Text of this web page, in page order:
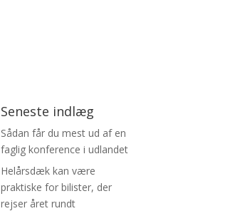
Seneste indlæg
Sådan får du mest ud af en
faglig konference i udlandet
Helårsdæk kan være
praktiske for bilister, der
rejser året rundt